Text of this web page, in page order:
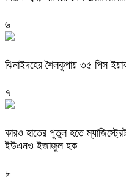
৬
ঝিনাইদহের শৈলকুপায় ৩৫ পিস
৭
কারও হাতের পুতুল হতে
ইউএনও ইজাজুল হক
৮